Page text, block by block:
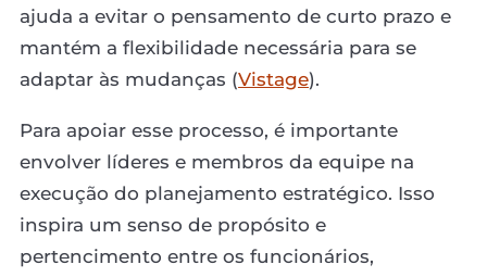
ajuda a evitar o pensamento de curto prazo e
mantém a flexibilidade necessária para se
adaptar às mudanças (Vistage).
Para apoiar esse processo, é importante
envolver líderes e membros da equipe na
execução do planejamento estratégico. Isso
inspira um senso de propósito e
pertencimento entre os funcionários,